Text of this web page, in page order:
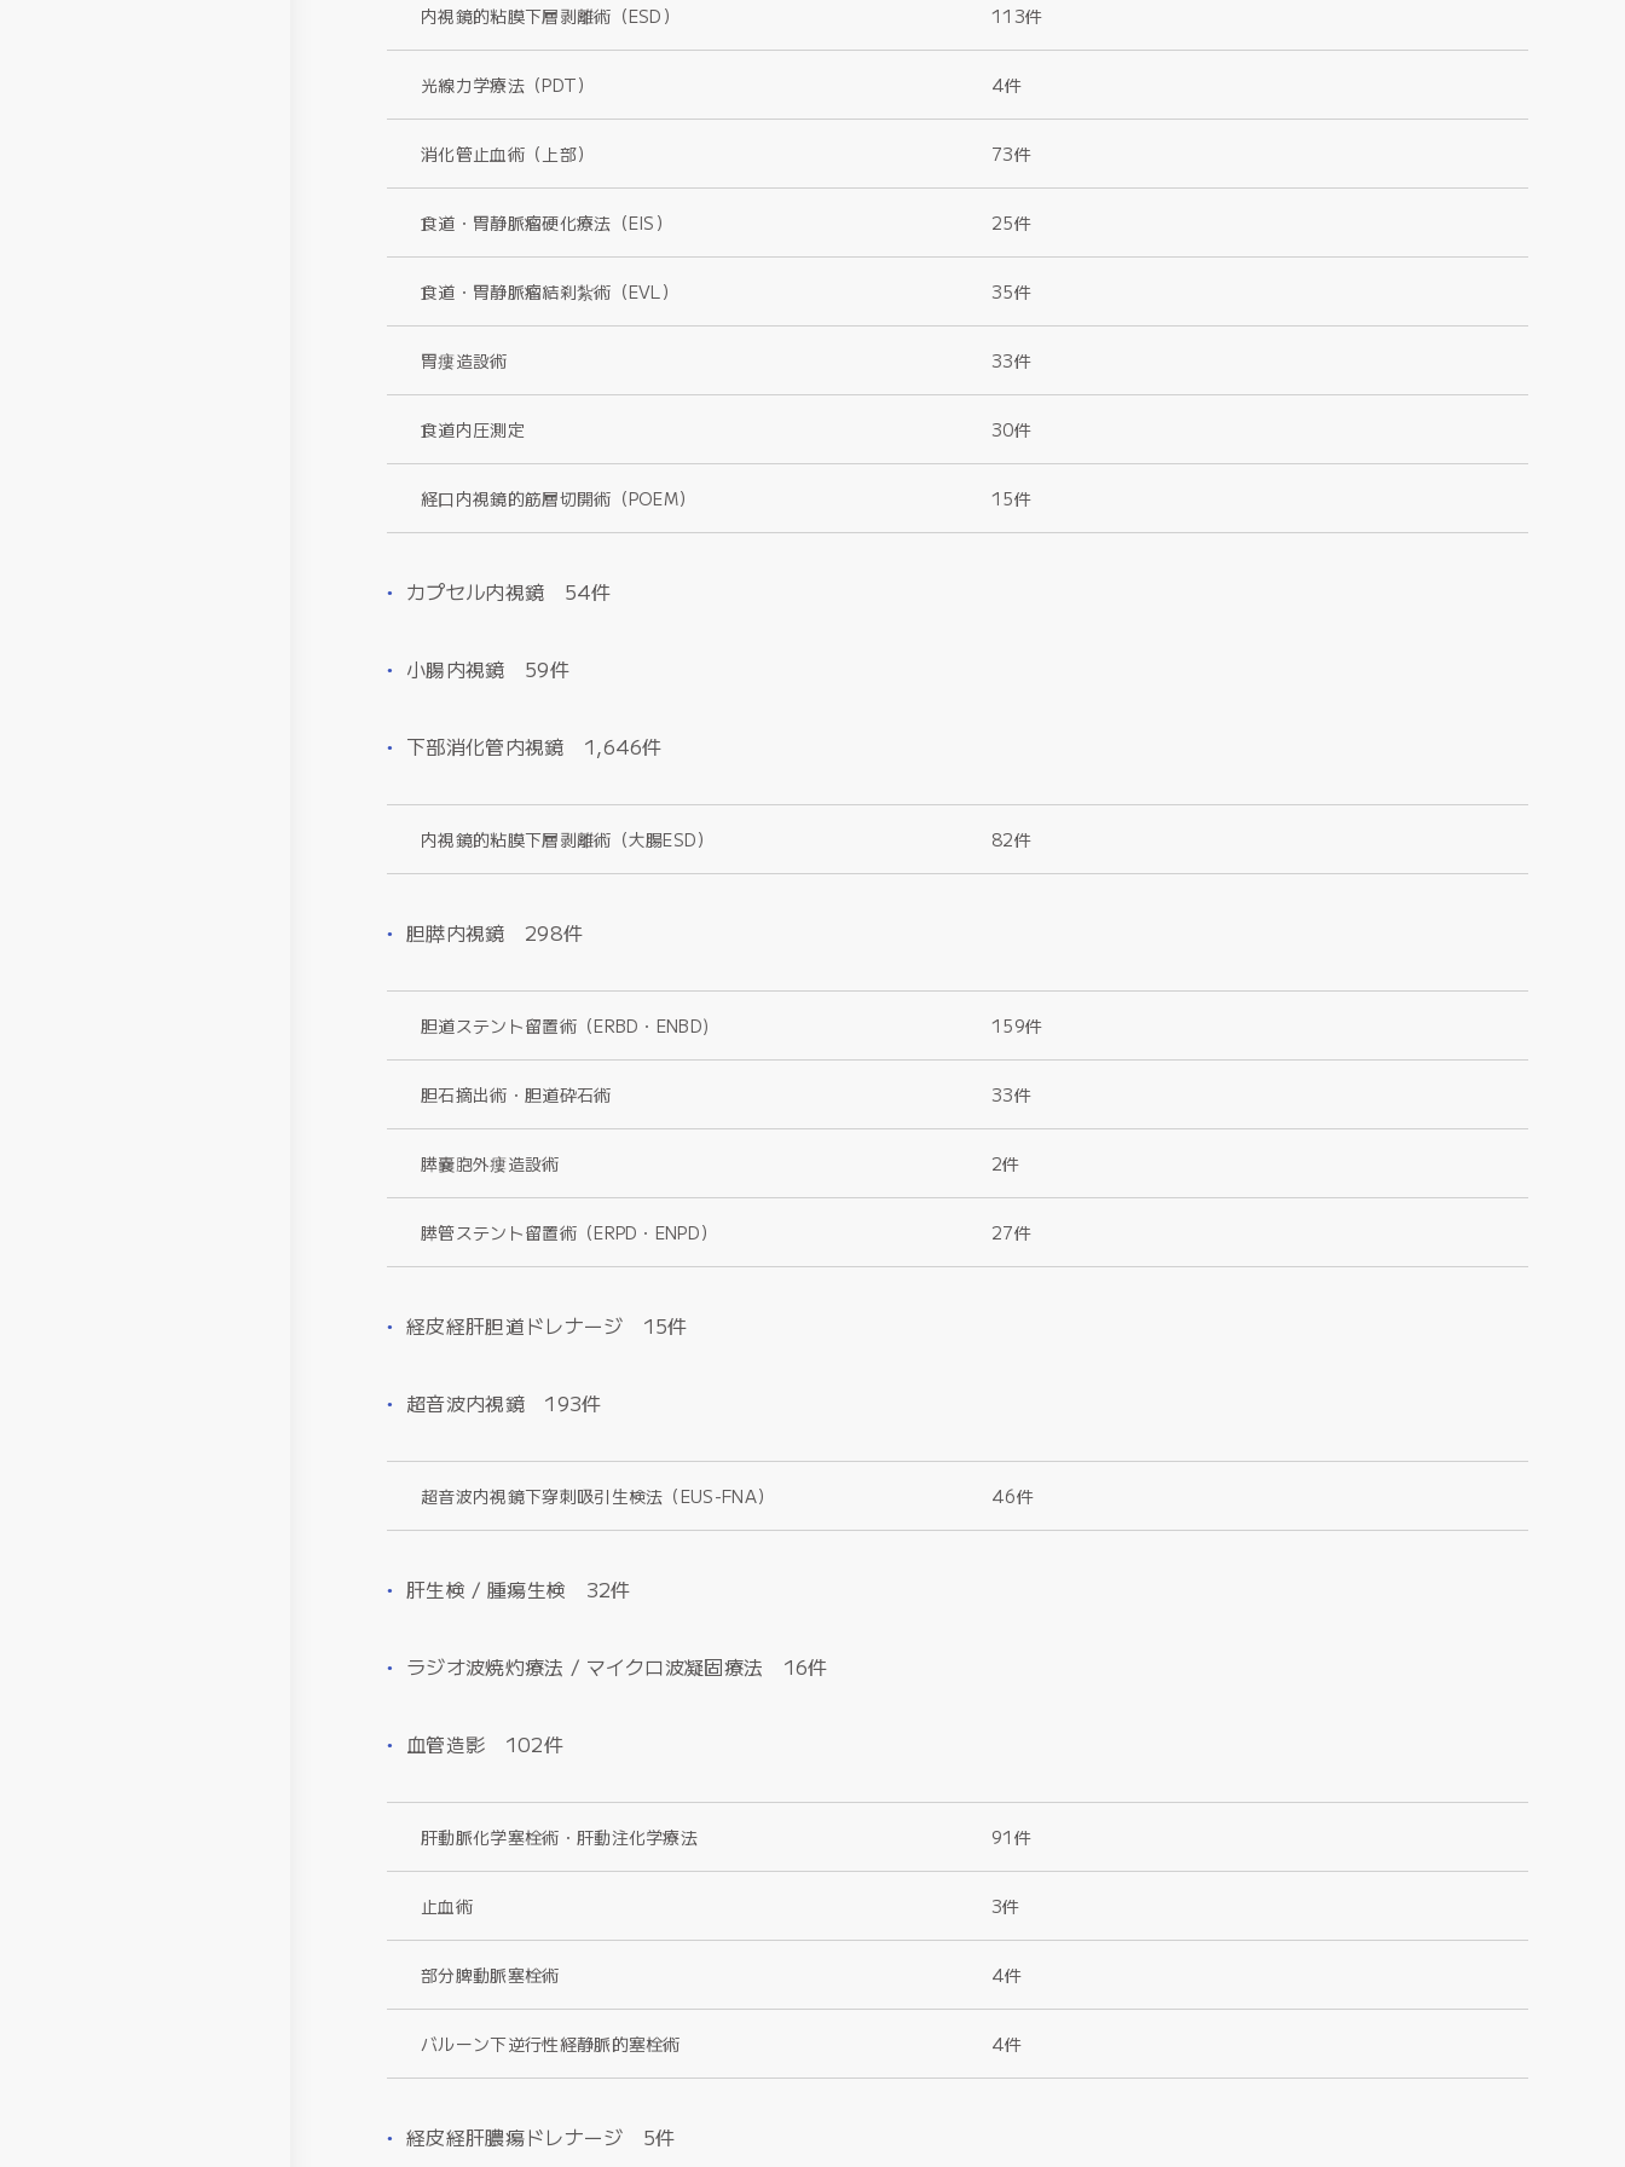
内視鏡的粘膜下層剥離術（ESD） 113件
光線力学療法（PDT） 4件
消化管止血術（上部） 73件
食道・胃静脈瘤硬化療法（EIS） 25件
食道・胃静脈瘤結刹紮術（EVL） 35件
胃瘻造設術 33件
食道内圧測定 30件
経口内視鏡的筋層切開術（POEM） 15件
カプセル内視鏡 54件
小腸内視鏡 59件
下部消化管内視鏡 1,646件
内視鏡的粘膜下層剥離術（大腸ESD） 82件
胆膵内視鏡 298件
胆道ステント留置術（ERBD・ENBD) 159件
胆石摘出術・胆道砕石術 33件
膵嚢胞外瘻造設術 2件
膵管ステント留置術（ERPD・ENPD） 27件
経皮経肝胆道ドレナージ 15件
超音波内視鏡 193件
超音波内視鏡下穿刺吸引生検法（EUS-FNA） 46件
肝生検 / 腫瘍生検 32件
ラジオ波焼灼療法 / マイクロ波凝固療法 16件
血管造影 102件
肝動脈化学塞栓術・肝動注化学療法 91件
止血術 3件
部分脾動脈塞栓術 4件
バルーン下逆行性経静脈的塞栓術 4件
経皮経肝膿瘍ドレナージ 5件